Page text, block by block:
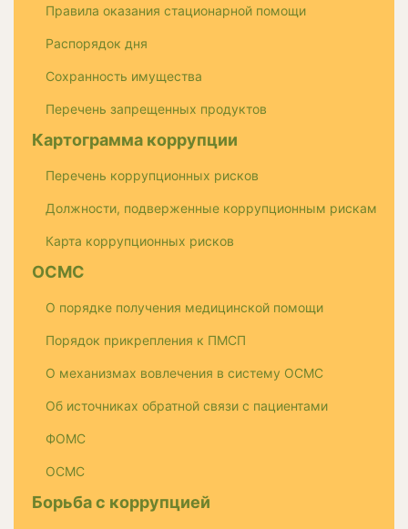
Правила оказания стационарной помощи
Распорядок дня
Сохранность имущества
Перечень запрещенных продуктов
Картограмма коррупции
Перечень коррупционных рисков
Должности, подверженные коррупционным рискам
Карта коррупционных рисков
ОСМС
О порядке получения медицинской помощи
Порядок прикрепления к ПМСП
О механизмах вовлечения в систему ОСМС
Об источниках обратной связи с пациентами
ФОМС
ОСМС
Борьба с коррупцией